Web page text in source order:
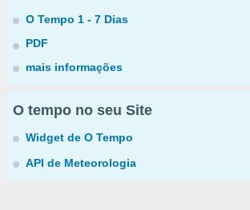
O Tempo 1 - 7 Dias
PDF
mais informações
O tempo no seu Site
Widget de O Tempo
API de Meteorologia